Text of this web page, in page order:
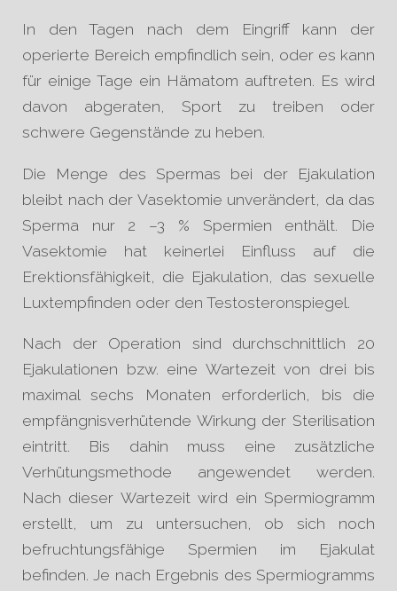
In den Tagen nach dem Eingriff kann der
operierte Bereich empfindlich sein, oder es kann
für einige Tage ein Hämatom auftreten. Es wird
davon abgeraten, Sport zu treiben oder
schwere Gegenstände zu heben.
Die Menge des Spermas bei der Ejakulation
bleibt nach der Vasektomie unverändert, da das
Sperma nur 2 –3 % Spermien enthält. Die
Vasektomie hat keinerlei Einfluss auf die
Erektionsfähigkeit, die Ejakulation, das sexuelle
Luxtempfinden oder den Testosteronspiegel.
Nach der Operation sind durchschnittlich 20
Ejakulationen bzw. eine Wartezeit von drei bis
maximal sechs Monaten erforderlich, bis die
empfängnisverhütende Wirkung der Sterilisation
eintritt. Bis dahin muss eine zusätzliche
Verhütungsmethode angewendet werden.
Nach dieser Wartezeit wird ein Spermiogramm
erstellt, um zu untersuchen, ob sich noch
befruchtungsfähige Spermien im Ejakulat
befinden. Je nach Ergebnis des Spermiogramms